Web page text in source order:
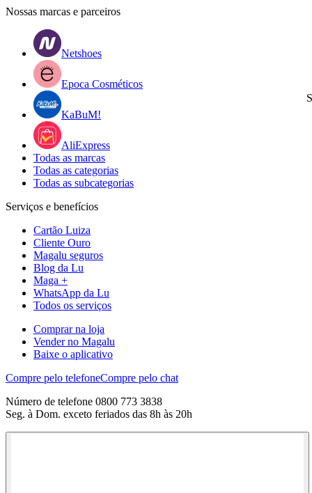
Nossas marcas e parceiros
Netshoes
Epoca Cosméticos
KaBuM!
AliExpress
Todas as marcas
Todas as categorias
Todas as subcategorias
Serviços e benefícios
Cartão Luiza
Cliente Ouro
Magalu seguros
Blog da Lu
Maga +
WhatsApp da Lu
Todos os serviços
Comprar na loja
Vender no Magalu
Baixe o aplicativo
Compre pelo telefoneCompre pelo chat
Número de telefone 0800 773 3838
Seg. à Dom. exceto feriados das 8h às 20h